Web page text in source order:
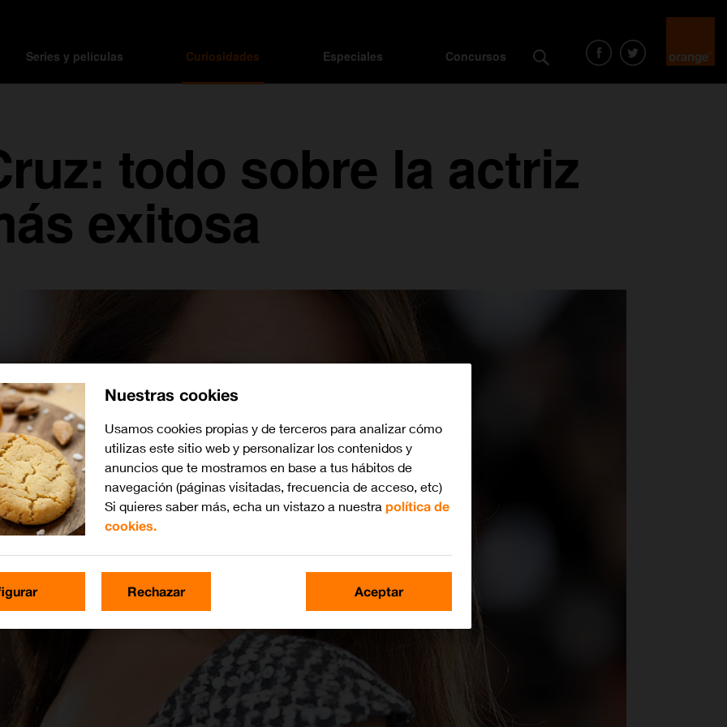
Series y películas Curiosidades Especiales Concursos
todo sobre la actriz
exitosa
Nuestras cookies
Usamos cookies propias y de terceros para analizar cómo
utilizas este sitio web y personalizar los contenidos y
anuncios que te mostramos en base a tus hábitos de
navegación (páginas visitadas, frecuencia de acceso, etc)
Si quieres saber más, echa un vistazo a nuestra política de
cookies.
Rechazar Aceptar